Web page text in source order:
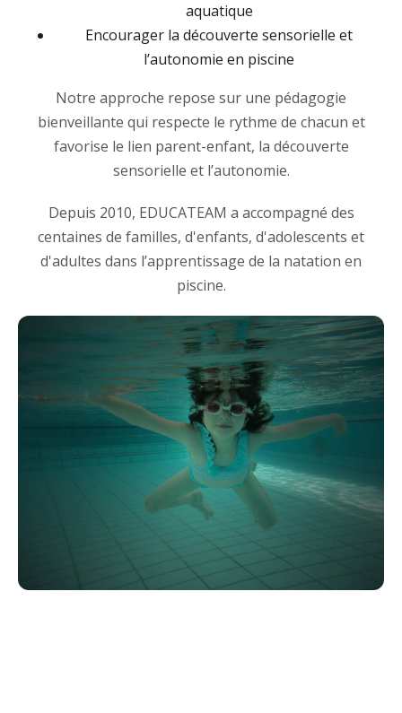
aquatique
Encourager la découverte sensorielle et
l’autonomie en piscine
Notre approche repose sur une pédagogie
bienveillante qui respecte le rythme de chacun et
favorise le lien parent-enfant, la découverte
sensorielle et l’autonomie.
Depuis 2010, EDUCATEAM a accompagné des
centaines de familles, d'enfants, d'adolescents et
d'adultes dans l’apprentissage de la natation en
piscine.